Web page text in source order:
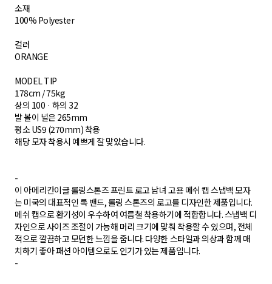
소재
100% Polyester
컬러
ORANGE
MODEL TIP
178cm / 75kg
상의 100 · 하의 32
발 볼이 널은 265mm
평소 US9 (270mm) 착용
해당 모자 착용시 예쁘게 잘 맞았습니다.
-
이 아메리칸이글 롤링스톤즈 프린트 로고 남녀 고용 메쉬 캡 스냅백 모자
는 미국의 대표적인 록 밴드, 롤링 스톤즈의 로고를 디자인한 제품입니다.
메쉬 캡으로 환기성이 우수하여 여름철 착용하기에 적합합니다. 스냅백 디
자인으로 사이즈 조절이 가능해 머리 크기에 맞춰 착용할 수 있으며, 전체
적으로 깔끔하고 모던한 느낌을 줍니다. 다양한 스타일과 의상과 함께 매
치하기 좋아 패션 아이템으로도 인기가 있는 제품입니다.
-